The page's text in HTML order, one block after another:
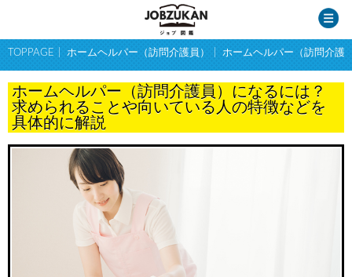
TOPPAGE ホームヘルパー（訪問介護員） ホームヘルパー（訪問介護
ホームヘルパー（訪問介護員）になるには？
求められることや向いている人の特徴などを
具体的に解説